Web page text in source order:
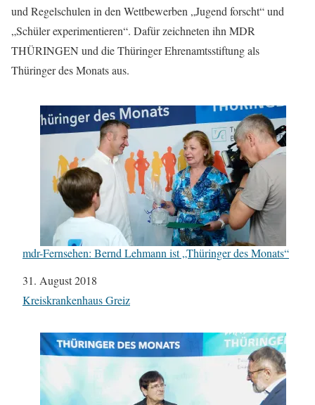
und Regelschulen in den Wettbewerben „Jugend forscht“ und
„Schüler experimentieren“. Dafür zeichneten ihn MDR
THÜRINGEN und die Thüringer Ehrenamtsstiftung als
Thüringer des Monats aus.
mdr-Fernsehen: Bernd Lehmann ist „Thüringer des Monats“
Datum
31. August 2018
In Bezug auf
Kreiskrankenhaus Greiz